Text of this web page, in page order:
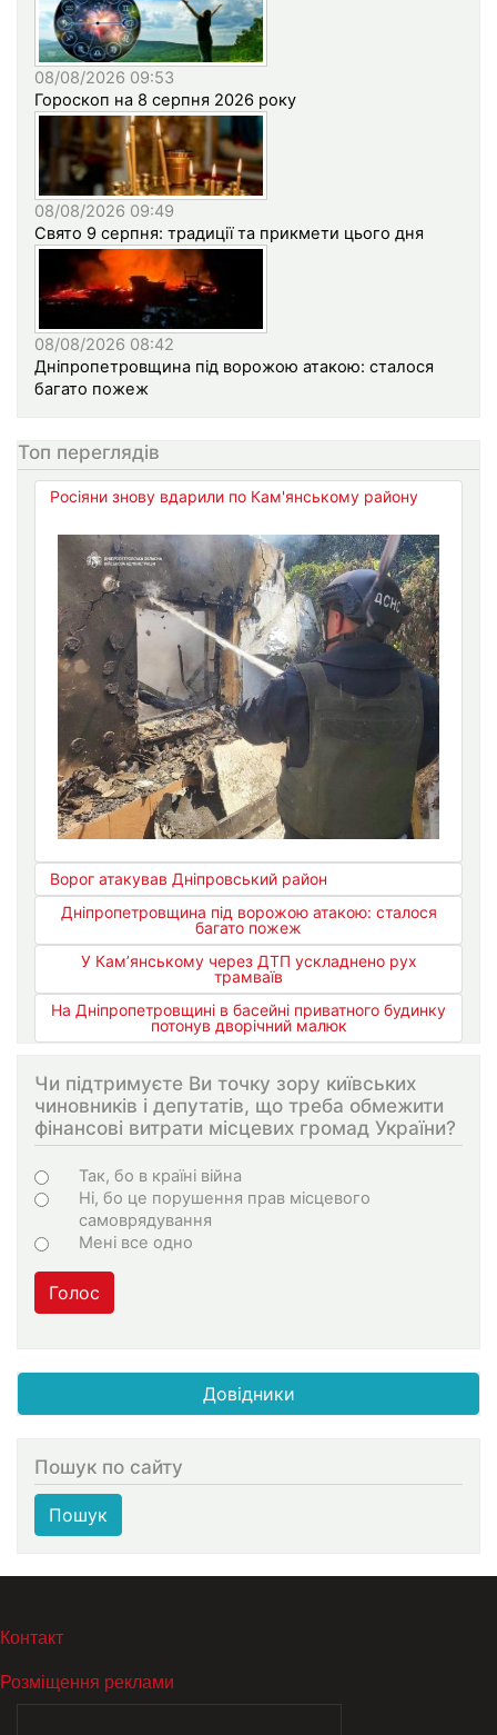
08/08/2026 09:53
Гороскоп на 8 серпня 2026 року
08/08/2026 09:49
Свято 9 серпня: традиції та прикмети цього дня
08/08/2026 08:42
Дніпропетровщина під ворожою атакою: сталося
багато пожеж
Топ переглядів
Росіяни знову вдарили по Кам'янському району
Ворог атакував Дніпровський район
Дніпропетровщина під ворожою атакою: сталося
багато пожеж
У Кам’янському через ДТП ускладнено рух
трамваїв
На Дніпропетровщині в басейні приватного будинку
потонув дворічний малюк
Чи підтримуєте Ви точку зору київських
чиновників і депутатів, що треба обмежити
фінансові витрати місцевих громад України?
Choices
Так, бо в країні війна
Ні, бо це порушення прав місцевого
самоврядування
Мені все одно
Голос
Довідники
Пошук по сайту
Пошук
МЕНЮ В ПОДВАЛЕ
Контакт
Розміщення реклами